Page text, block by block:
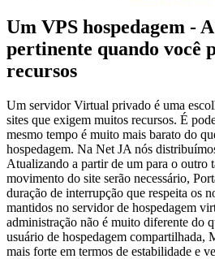
Um VPS hospedagem -
pertinente quando você
recursos
Um servidor Virtual privado é uma
sites que exigem muitos recursos. É
mesmo tempo é muito mais barato do
hospedagem. Na Net JA nós
Atualizando a partir de um para o outro
movimento do site serão necessário,
duração de interrupção que respeita os
mantidos no servidor de hospedagem
administração não é muito diferente do
usuário de hospedagem compartilhada,
mais forte em termos de estabilidade e